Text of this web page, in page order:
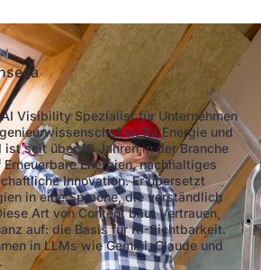
Visibility Spezialist für Unternehmen
für Energie und
seit über 10 Jahren in der Branche
Energien, nachhaltiges
Innovation. Er übersetzt
in eine Sprache, die verständlich
Art von Content baut Vertrauen,
auf: die Basis für KI-Sichtbarkeit.
in LLMs wie Gemini, Claude und